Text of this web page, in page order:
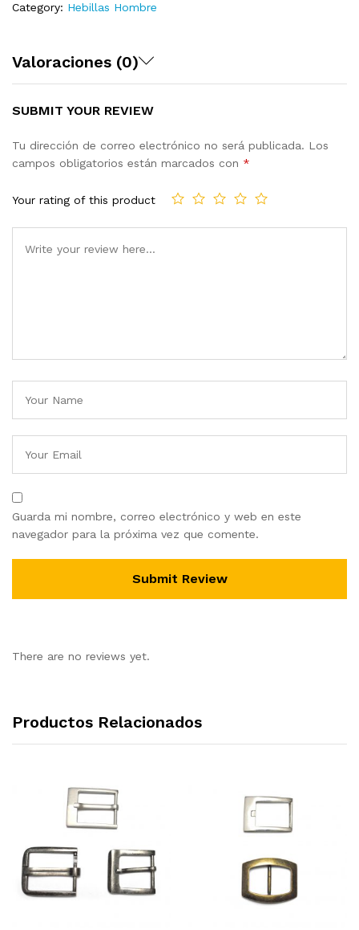
Category: Hebillas Hombre
Valoraciones (0)
SUBMIT YOUR REVIEW
Tu dirección de correo electrónico no será publicada. Los
campos obligatorios están marcados con *
Your rating of this product
Guarda mi nombre, correo electrónico y web en este
navegador para la próxima vez que comente.
There are no reviews yet.
Productos Relacionados